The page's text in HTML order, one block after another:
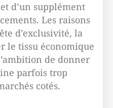
et d’un supplément
Les raisons
d’exclusivité, la
le tissu économique
de donner
parfois trop
cotés.